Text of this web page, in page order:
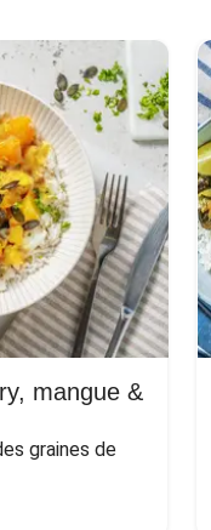
mangue &
graines de